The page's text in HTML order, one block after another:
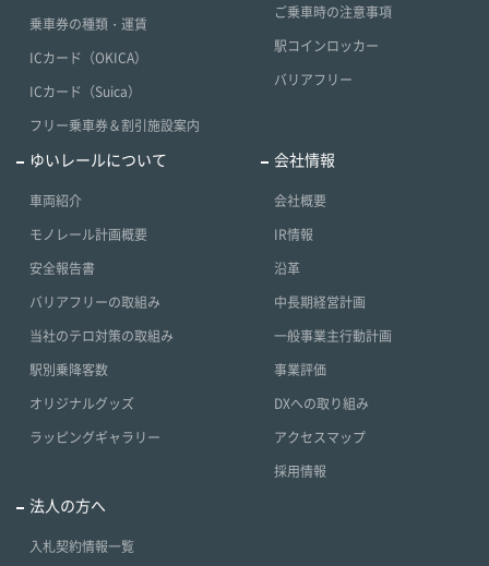
乗車券の種類・運賃
ICカード（OKICA）
ICカード（Suica）
フリー乗車券＆割引施設案内
ご乗車時の注意事項
駅コインロッカー
バリアフリー
ゆいレールについて
車両紹介
モノレール計画概要
安全報告書
バリアフリーの取組み
当社のテロ対策の取組み
駅別乗降客数
オリジナルグッズ
ラッピングギャラリー
会社情報
会社概要
IR情報
沿革
中長期経営計画
一般事業主行動計画
事業評価
DXへの取り組み
アクセスマップ
採用情報
法人の方へ
入札契約情報一覧